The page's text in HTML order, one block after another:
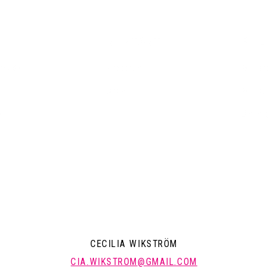
CECILIA WIKSTRÖM
CIA.WIKSTROM@GMAIL.COM